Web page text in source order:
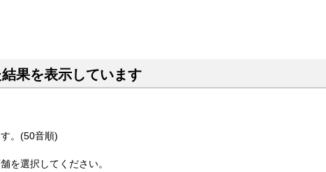
果を表示しています
。(50音順)
を選択してください。